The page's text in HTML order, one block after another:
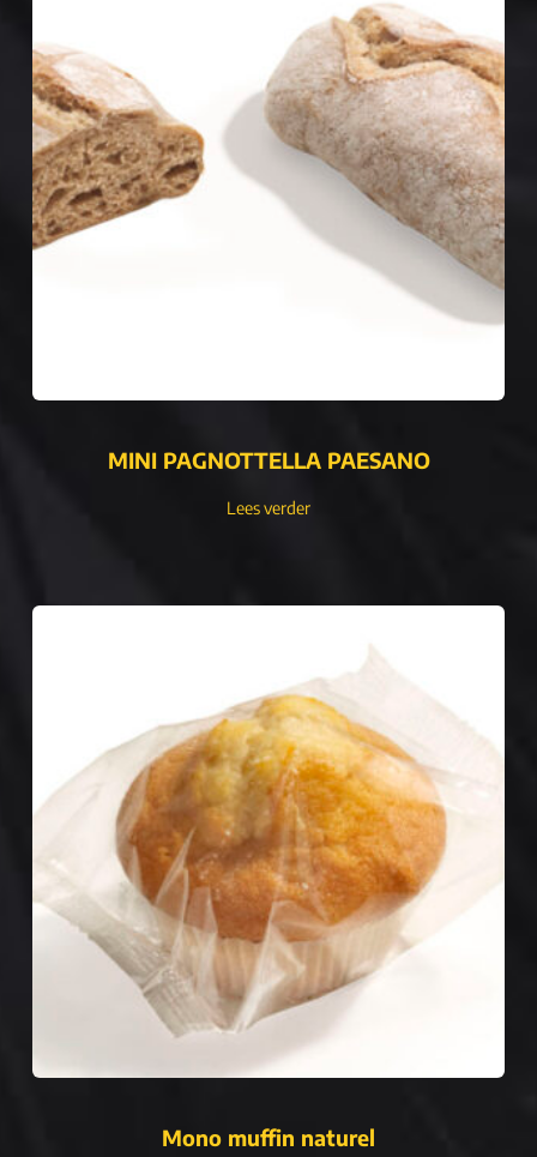
MINI PAGNOTTELLA PAESANO
Lees verder
Mono muffin naturel